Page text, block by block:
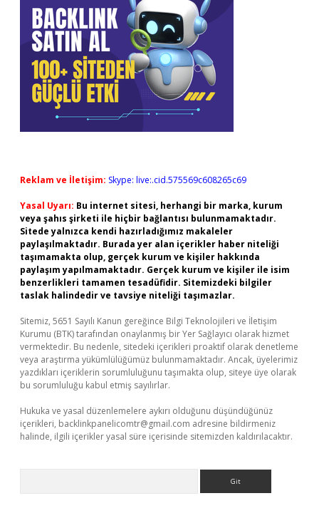
Reklam ve İletişim: Skype: live:.cid.575569c608265c69
Yasal Uyarı: Bu internet sitesi, herhangi bir marka, kurum
veya şahıs şirketi ile hiçbir bağlantısı bulunmamaktadır.
Sitede yalnızca kendi hazırladığımız makaleler
paylaşılmaktadır. Burada yer alan içerikler haber niteliği
taşımamakta olup, gerçek kurum ve kişiler hakkında
paylaşım yapılmamaktadır. Gerçek kurum ve kişiler ile isim
benzerlikleri tamamen tesadüfidir. Sitemizdeki bilgiler
taslak halindedir ve tavsiye niteliği taşımazlar.
Sitemiz, 5651 Sayılı Kanun gereğince Bilgi Teknolojileri ve İletişim
Kurumu (BTK) tarafından onaylanmış bir Yer Sağlayıcı olarak hizmet
vermektedir. Bu nedenle, sitedeki içerikleri proaktif olarak denetleme
veya araştırma yükümlülüğümüz bulunmamaktadır. Ancak, üyelerimiz
yazdıkları içeriklerin sorumluluğunu taşımakta olup, siteye üye olarak
bu sorumluluğu kabul etmiş sayılırlar.
Hukuka ve yasal düzenlemelere aykırı olduğunu düşündüğünüz
içerikleri, backlinkpanelicomtr@gmail.com adresine bildirmeniz
halinde, ilgili içerikler yasal süre içerisinde sitemizden kaldırılacaktır.